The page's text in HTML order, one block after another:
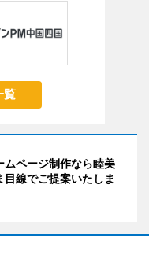
覧
ムページ制作なら睦美
線でご提案いたしま